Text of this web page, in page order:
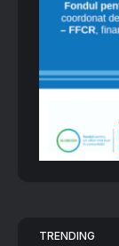
TRENDING